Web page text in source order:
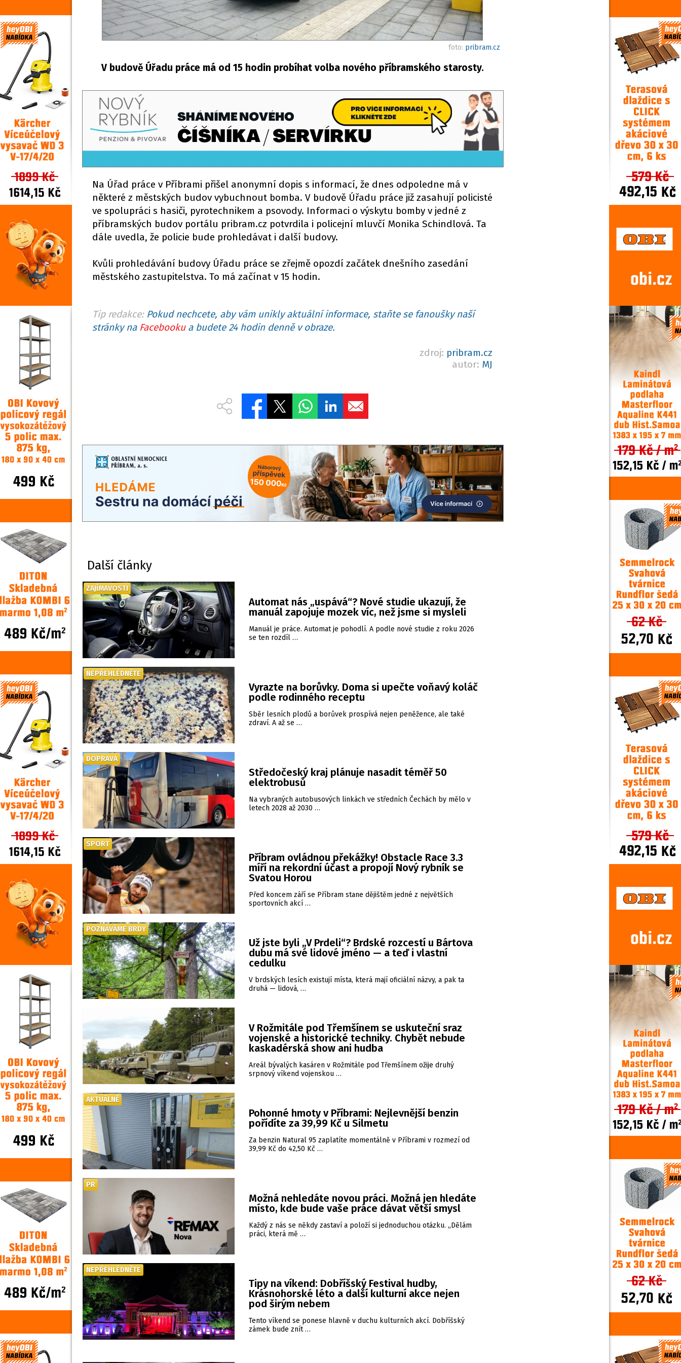
foto: pribram.cz
V budově Úřadu práce má od 15 hodin probíhat volba nového příbramského starosty.
Na Úřad práce v Příbrami přišel anonymní dopis s informací, že dnes odpoledne má v
některé z městských budov vybuchnout bomba. V budově Úřadu práce již zasahují policisté
ve spolupráci s hasiči, pyrotechnikem a psovody. Informaci o výskytu bomby v jedné z
příbramských budov portálu pribram.cz potvrdila i policejní mluvčí Monika Schindlová. Ta
dále uvedla, že policie bude prohledávat i další budovy.
Kvůli prohledávání budovy Úřadu práce se zřejmě opozdí začátek dnešního zasedání
městského zastupitelstva. To má začínat v 15 hodin.
Tip redakce: Pokud nechcete, aby vám unikly aktuální informace, staňte se fanoušky naší
stránky na Facebookua budete 24 hodin denně v obraze.
zdroj: pribram.cz
autor: MJ
Další články
Automat nás „uspává“? Nové studie ukazují, že
manuál zapojuje mozek víc, než jsme si mysleli
Manuál je práce. Automat je pohodlí. A podle nové studie z roku 2026
se ten rozdíl …
ZAJÍMAVOSTI
Vyrazte na borůvky. Doma si upečte voňavý koláč
podle rodinného receptu
Sběr lesních plodů a borůvek prospívá nejen peněžence, ale také
zdraví. A až se …
NEPŘEHLÉDNĚTE
Středočeský kraj plánuje nasadit téměř 50
elektrobusů
Na vybraných autobusových linkách ve středních Čechách by mělo v
letech 2028 až 2030 …
DOPRAVA
Příbram ovládnou překážky! Obstacle Race 3.3
míří na rekordní účast a propojí Nový rybník se
Svatou Horou
Před koncem září se Příbram stane dějištěm jedné z největších
sportovních akcí …
SPORT
Už jste byli „V Prdeli“? Brdské rozcestí u Bártova
dubu má své lidové jméno — a teď i vlastní
cedulku
V brdských lesích existují místa, která mají oficiální názvy, a pak ta
druhá — lidová, …
POZNÁVÁME BRDY
V Rožmitále pod Třemšínem se uskuteční sraz
vojenské a historické techniky. Chybět nebude
kaskadérská show ani hudba
Areál bývalých kasáren v Rožmitále pod Třemšínem ožije druhý
srpnový víkend vojenskou …
Pohonné hmoty v Příbrami: Nejlevnější benzin
pořídíte za 39,99 Kč u Silmetu
Za benzin Natural 95 zaplatíte momentálně v Příbrami v rozmezí od
39,99 Kč do 42,50 Kč …
AKTUÁLNĚ
Možná nehledáte novou práci. Možná jen hledáte
místo, kde bude vaše práce dávat větší smysl
Každý z nás se někdy zastaví a položí si jednoduchou otázku. „Dělám
práci, která mě …
PR
Tipy na víkend: Dobříšský Festival hudby,
Krásnohorské léto a další kulturní akce nejen
pod širým nebem
Tento víkend se ponese hlavně v duchu kulturních akcí. Dobříšský
zámek bude znít …
NEPŘEHLÉDNĚTE